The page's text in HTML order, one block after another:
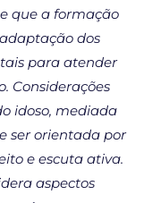
que a formação
dos
para atender
Considerações
idoso, mediada
ser orientada por
e escuta ativa.
aspectos